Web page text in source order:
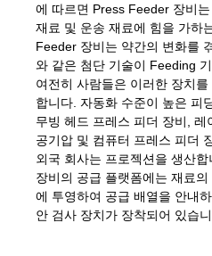
에 따르면 Press Feeder 장비
재료 및 운송 재료에 힘을 가하
Feeder 장비는 약간의 변화를
와 같은 첨단 기술이 Feeding
여전히 사람들은 이러한 장치
합니다. 자동화 수준이 높은 피
무빙 헤드 프레스 피더 장비,
공기압 및 컴퓨터 프레스 피더
외국 회사는 프로젝션을 생산합
장비의 공급 플랫폼에는 재료
에 투영하여 공급 배열을 안내
안 검사 장치가 장착되어 있습니